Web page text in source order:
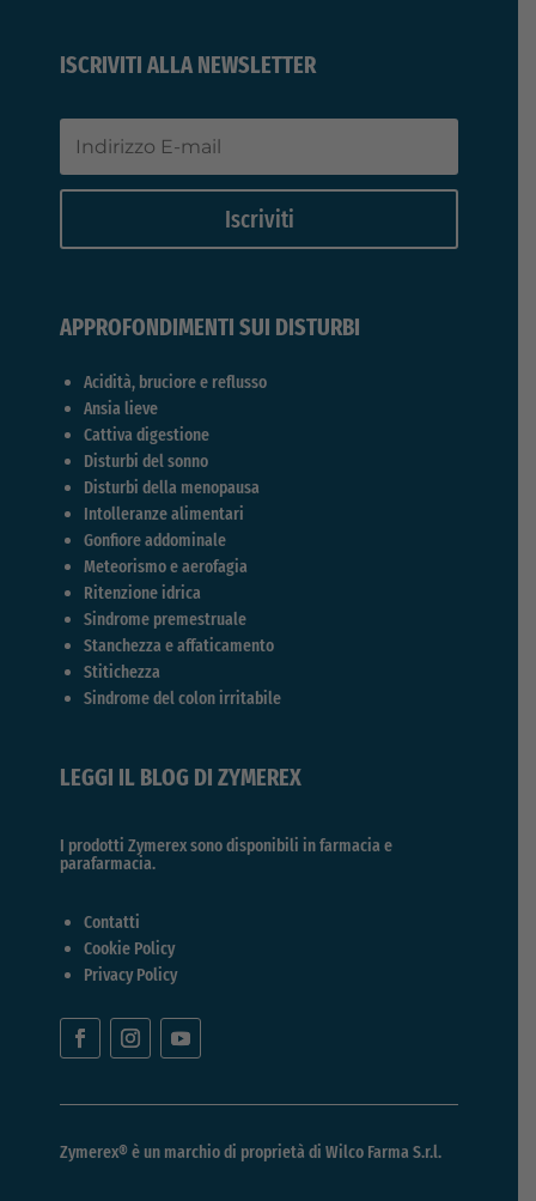
ISCRIVITI ALLA NEWSLETTER
Iscriviti
APPROFONDIMENTI SUI DISTURBI
Acidità, bruciore e reflusso
Ansia lieve
Cattiva digestione
Disturbi del sonno
Disturbi della menopausa
Intolleranze alimentari
Gonfiore addominale
Meteorismo e aerofagia
Ritenzione idrica
Sindrome premestruale
Stanchezza e affaticamento
Stitichezza
Sindrome del colon irritabile
LEGGI IL BLOG DI ZYMEREX
I prodotti Zymerex sono disponibili in farmacia e
parafarmacia.
Contatti
Cookie Policy
Privacy Policy
Zymerex® è un marchio di proprietà di Wilco Farma S.r.l.